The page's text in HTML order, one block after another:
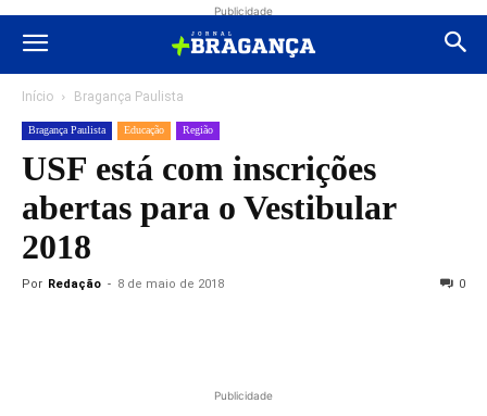
Publicidade
Início Bragança Paulista
Bragança Paulista Educação Região
USF está com inscrições
abertas para o Vestibular
2018
Por Redação - 8 de maio de 2018 0
Publicidade